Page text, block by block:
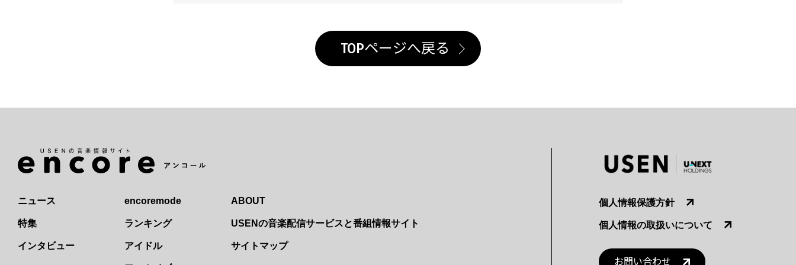
TOPページへ戻る
ニュース
特集
インタビュー
encoremode
ランキング
アイドル
ABOUT
USENの音楽配信サービスと番組情報サイト
サイトマップ
個人情報保護方針
個人情報の取扱いについて
お問い合わせ